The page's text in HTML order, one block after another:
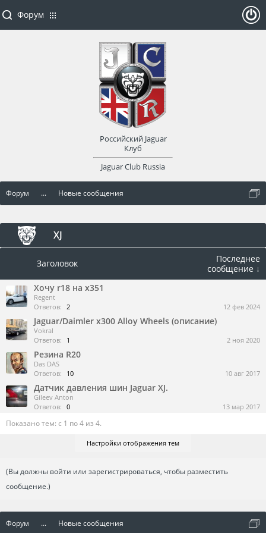
Форум ... Новые сообщения
XJ
Заголовок
Последнее
сообщение ↓
Хочу r18 на x351
Regent
Ответов: 2 12 фев 2024
Jaguar/Daimler x300 Alloy Wheels (описание)
Vokral
Ответов:
1 2 ноя 2020
Резина R20
Das DAS
Ответов:
10 10 авг 2017
Датчик давления шин Jaguar XJ.
Gileev Anton
Ответов: 0 13 мар 2017
Показано тем: с 1 по 4 из 4.
Настройки отображения тем
(Вы должны войти или зарегистрироваться, чтобы разместить
сообщение.)
Форум ... Новые сообщения
Форум
Российский Jaguar
Клуб
Jaguar Club Russia
оват